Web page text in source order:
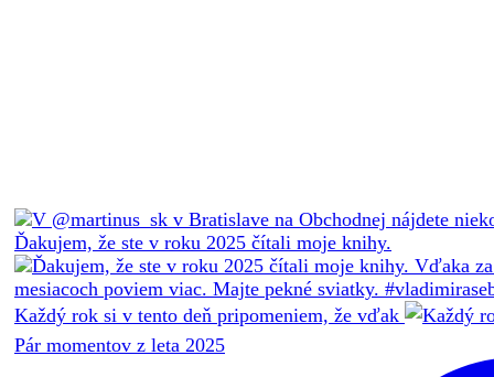
Ďakujem, že ste v roku 2025 čítali moje knihy.
Každý rok si v tento deň pripomeniem, že vďak
Pár momentov z leta 2025